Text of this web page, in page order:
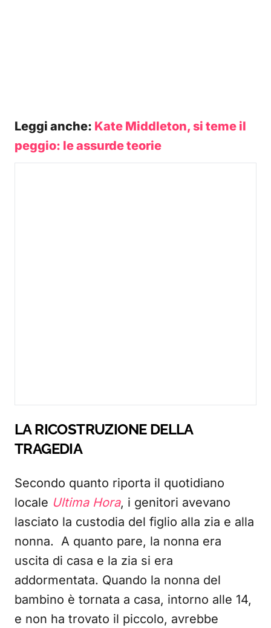
Leggi anche: Kate Middleton, si teme il
peggio: le assurde teorie
LA RICOSTRUZIONE DELLA
TRAGEDIA
Secondo quanto riporta il quotidiano
locale Ultima Hora, i genitori avevano
lasciato la custodia del figlio alla zia e alla
nonna. A quanto pare, la nonna era
uscita di casa e la zia si era
addormentata. Quando la nonna del
bambino è tornata a casa, intorno alle 14,
e non ha trovato il piccolo, avrebbe